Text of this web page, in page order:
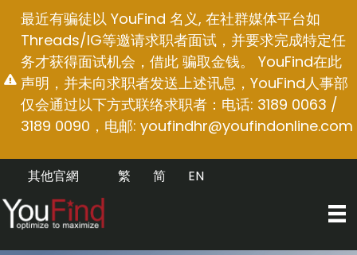
最近有骗徒以 YouFind 名义, 在社群媒体平台如
Threads/IG等邀请求职者面试，并要求完成特定任
务才获得面试机会，借此 骗取金钱。 YouFind在此
声明，并未向求职者发送上述讯息，YouFind人事部
仅会通过以下方式联络求职者：电话: 3189 0063 /
3189 0090，电邮: youfindhr@youfindonline.com
其他官網 EN
简
繁